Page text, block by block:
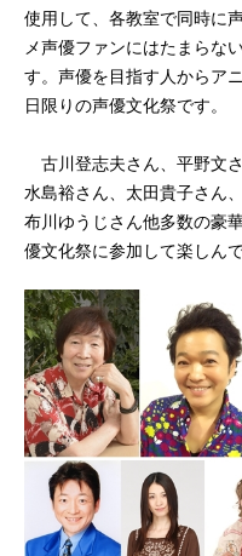
使用して、各教室で同時に
メ声優ファンにはたまらな
す。声優を目指す人からア
日限りの声優文化祭です。
古川登志夫さん、平野文
水島裕さん、太田貴子さん
布川ゆうじさん他多数の豪
優文化祭に参加して楽しん